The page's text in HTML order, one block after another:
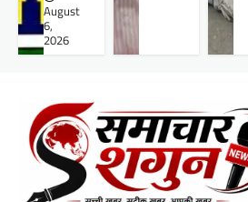
August
6,
2026